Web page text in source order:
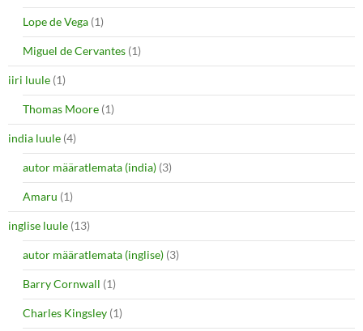
Lope de Vega (1)
Miguel de Cervantes (1)
iiri luule (1)
Thomas Moore (1)
india luule (4)
autor määratlemata (india) (3)
Amaru (1)
inglise luule (13)
autor määratlemata (inglise) (3)
Barry Cornwall (1)
Charles Kingsley (1)